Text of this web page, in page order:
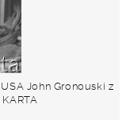
John Gronouski z